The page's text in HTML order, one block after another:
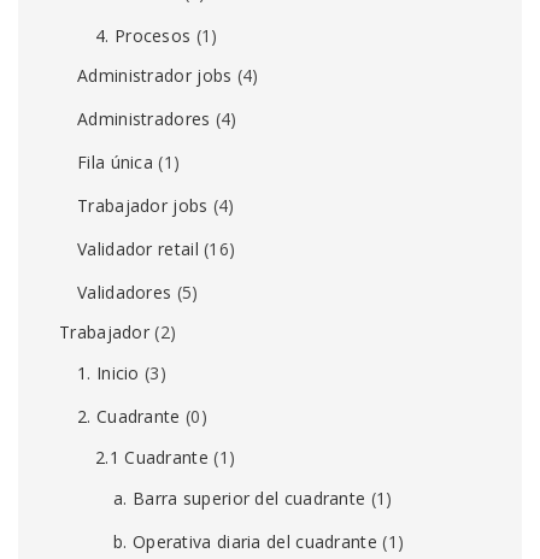
4. Procesos (1)
Administrador jobs (4)
Administradores (4)
Fila única (1)
Trabajador jobs (4)
Validador retail (16)
Validadores (5)
Trabajador (2)
1. Inicio (3)
2. Cuadrante (0)
2.1 Cuadrante (1)
a. Barra superior del cuadrante (1)
b. Operativa diaria del cuadrante (1)